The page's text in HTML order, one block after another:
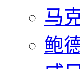
马
鲍